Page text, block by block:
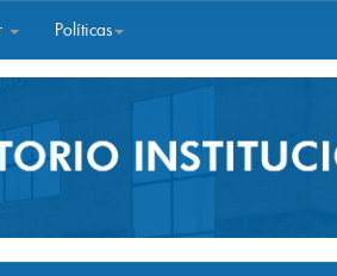
Políticas